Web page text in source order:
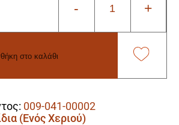
- +
στο καλάθι
009-041-00002
(Ενός Χεριού)